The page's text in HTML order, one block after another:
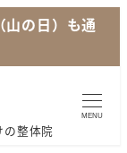
山の日）も通
整体院
MENU